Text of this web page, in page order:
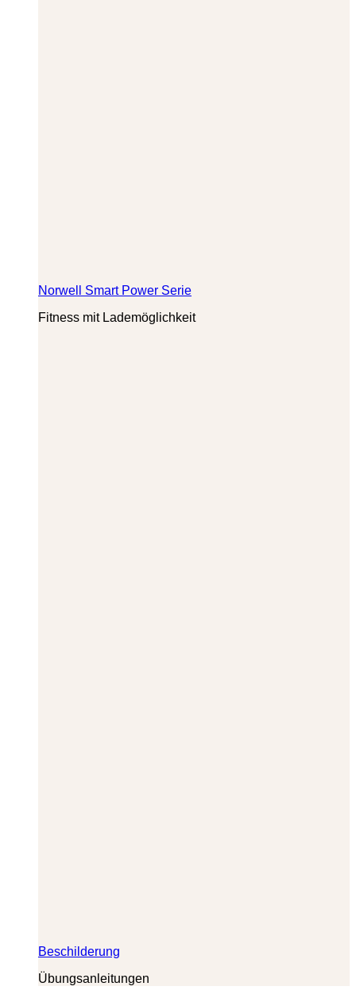
Norwell Smart Power Serie
Fitness mit Lademöglichkeit
Beschilderung
Übungsanleitungen